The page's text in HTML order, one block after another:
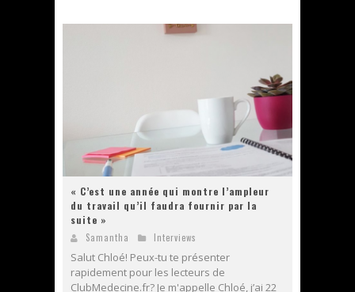
« C’est une année qui montre l’ampleur
du travail qu’il faudra fournir par la
suite »
Samantha Interviews
Salut Chloé! Peux-tu te présenter
rapidement pour les lecteurs de
ClubMedecine.fr? Je m'appelle Chloé, j’ai 22